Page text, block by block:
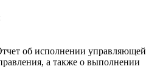
об исполнении управляющей
а также о выполнении